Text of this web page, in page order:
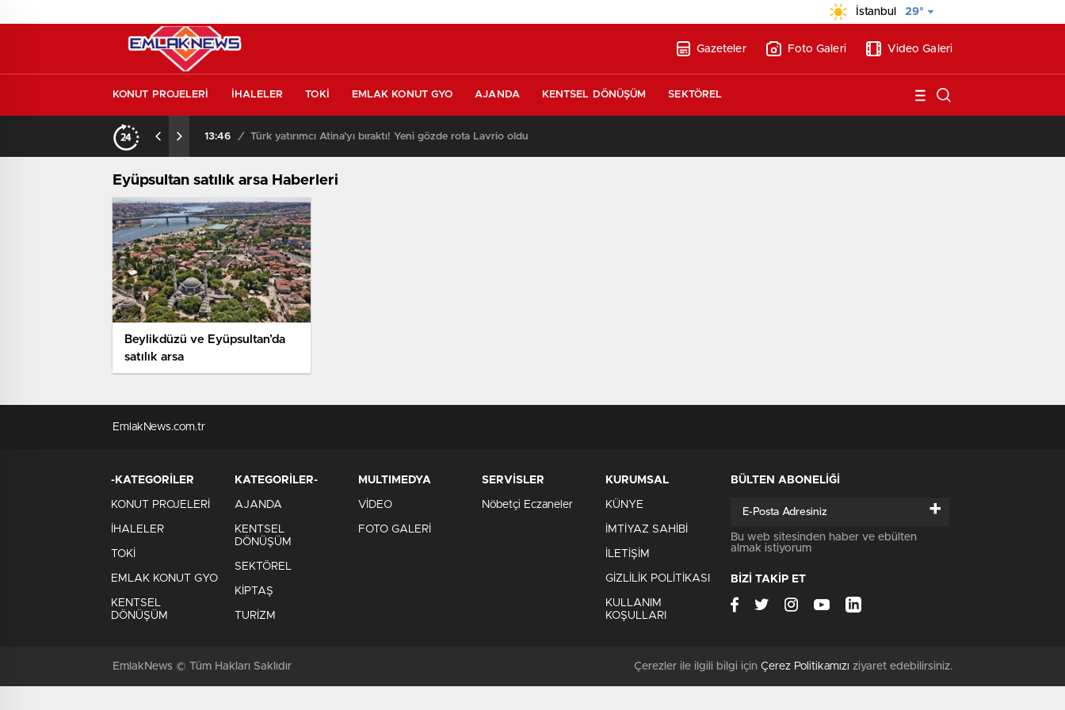
İstanbul 29°
Gazeteler Foto Galeri Video Galeri
KONUT PROJELERİ İHALELER TOKİ EMLAK KONUT GYO AJANDA KENTSEL DÖNÜŞÜM SEKTÖREL
13:46 / Türk yatırımcı Atina’yı bıraktı! Yeni gözde rota Lavrio oldu
Eyüpsultan satılık arsa Haberleri
Beylikdüzü ve Eyüpsultan’da
satılık arsa
EmlakNews.com.tr
-KATEGORİLER
KONUT PROJELERİ
İHALELER
TOKİ
EMLAK KONUT GYO
KENTSEL
DÖNÜŞÜM
KATEGORİLER-
AJANDA
KENTSEL
DÖNÜŞÜM
SEKTÖREL
KİPTAŞ
TURİZM
MULTIMEDYA
VİDEO
FOTO GALERİ
SERVİSLER
Nöbetçi Eczaneler
KURUMSAL
KÜNYE
İMTİYAZ SAHİBİ
İLETİŞİM
GİZLİLİK POLİTİKASI
KULLANIM
KOŞULLARI
BÜLTEN ABONELİĞİ
+
Bu web sitesinden haber ve ebülten
almak istiyorum
BİZİ TAKİP ET
EmlakNews © Tüm Hakları Saklıdır Çerezler ile ilgili bilgi için Çerez Politikamızı ziyaret edebilirsiniz.